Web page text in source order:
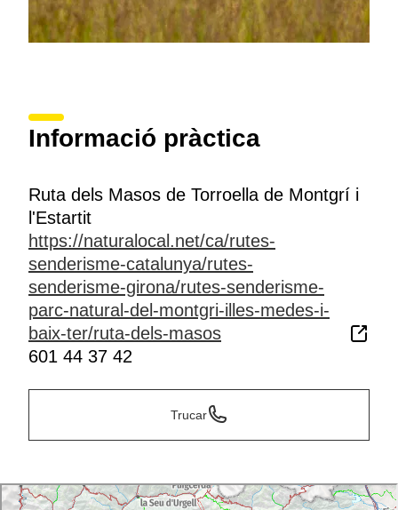
Informació pràctica
Ruta dels Masos de Torroella de Montgrí i
l'Estartit
https://naturalocal.net/ca/rutes-
senderisme-catalunya/rutes-
senderisme-girona/rutes-senderisme-
parc-natural-del-montgri-illes-medes-i-
baix-ter/ruta-dels-masos
601 44 37 42
Trucar